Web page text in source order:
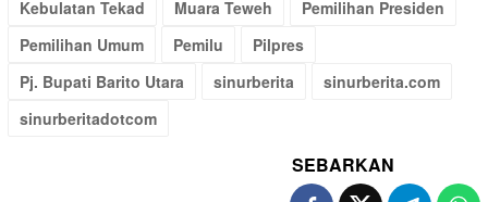
Kebulatan Tekad Muara Teweh
Pemilihan Presiden
Pemilihan Umum
Pemilu
Pilpres
Pj. Bupati Barito Utara
sinurberita
sinurberita.com
sinurberitadotcom
SEBARKAN